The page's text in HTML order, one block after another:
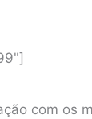
com os